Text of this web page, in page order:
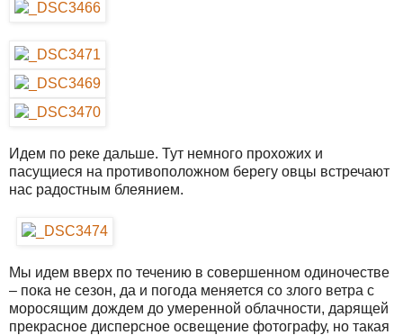
Идем по реке дальше. Тут немного прохожих и
пасущиеся на противоположном берегу овцы встречают
нас радостным блеянием.
Мы идем вверх по течению в совершенном одиночестве
– пока не сезон, да и погода меняется со злого ветра с
моросящим дождем до умеренной облачности, дарящей
прекрасное дисперсное освещение фотографу, но такая